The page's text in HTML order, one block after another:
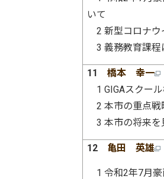
いて
2 新型コロナウ
3 義務教育課程
11橋本 幸一
1 GIGAスクー
2 本市の重点戦
3 本市の将来を
12 亀田 英雄
1 令和2年7月豪